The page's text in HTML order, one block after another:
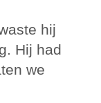
hij
Hij had
we